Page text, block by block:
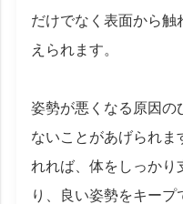
だけでなく表面から触
えられます。
姿勢が悪くなる原因の
ないことがあげられま
れれば、体をしっかり
り、良い姿勢をキープ